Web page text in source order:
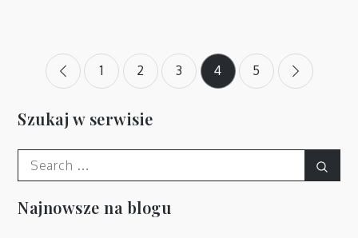
Stronicowanie
wpisów
1 2 3 4 5
Szukaj w serwisie
Search
for:
Najnowsze na blogu